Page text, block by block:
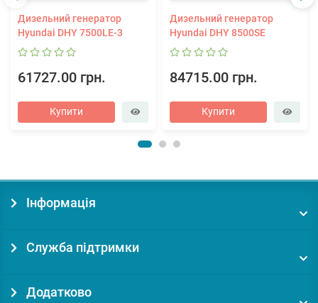
Дизельний генератор
Hyundai DHY 7500LE-3
61727.00 грн.
Купити
Дизельний генератор
Hyundai DHY 8500SE
84715.00 грн.
Купити
Інформація
Служба підтримки
Додатково